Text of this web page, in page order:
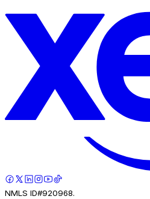
NMLS ID#920968.